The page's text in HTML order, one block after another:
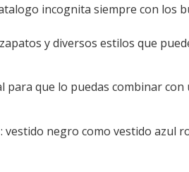
incognita siempre con los
y diversos estilos que
que lo puedas combinar
negro como vestido azul